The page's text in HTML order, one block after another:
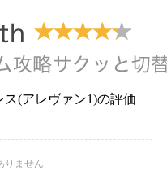
ス(アレヴァン1)の評価